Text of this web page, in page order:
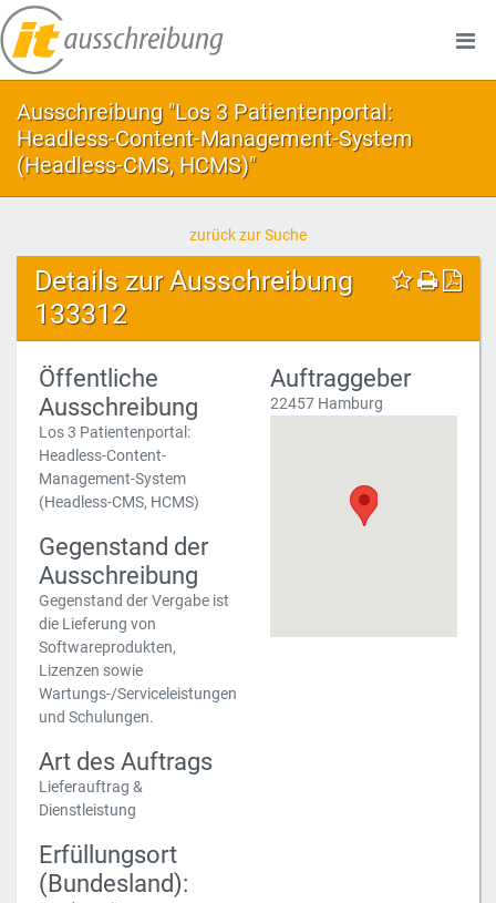
Ausschreibung "Los 3 Patientenportal:
Headless-Content-Management-System
(Headless-CMS, HCMS)"
zurück zur Suche
Details zur Ausschreibung
133312
Öffentliche
Ausschreibung
Los 3 Patientenportal:
Headless-Content-
Management-System
(Headless-CMS, HCMS)
Gegenstand der
Ausschreibung
Gegenstand der Vergabe ist
die Lieferung von
Softwareprodukten,
Lizenzen sowie
Wartungs-/Serviceleistungen
und Schulungen.
Art des Auftrags
Lieferauftrag &
Dienstleistung
Erfüllungsort
(Bundesland):
Auftraggeber
22457 Hamburg